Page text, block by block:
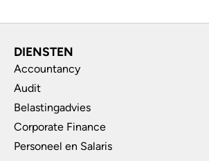
DIENSTEN
Accountancy
Audit
Belastingadvies
Corporate Finance
Personeel en Salaris